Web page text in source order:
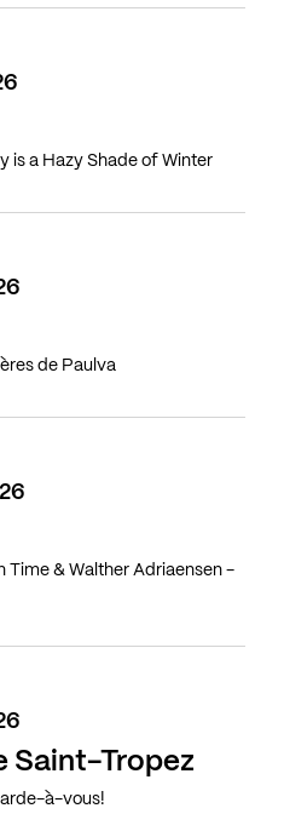
is a Hazy Shade of Winter
de Paulva
Time & Walther Adriaensen -
Saint-Tropez
à-vous!